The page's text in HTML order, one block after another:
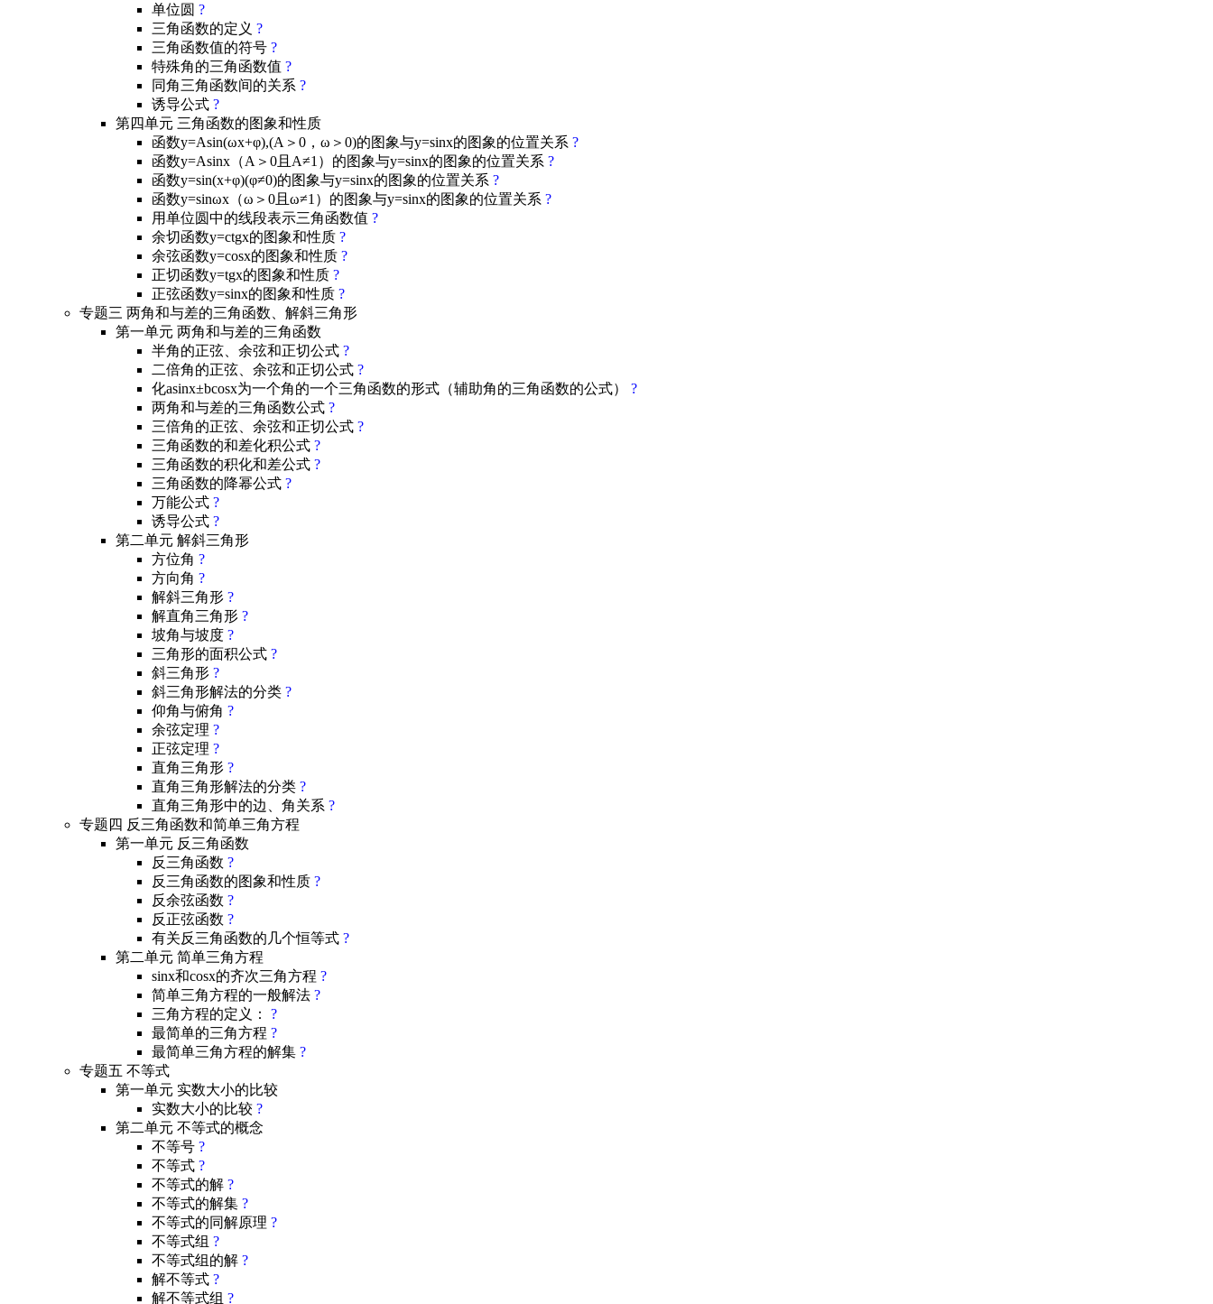
单位圆 ?
三角函数的定义 ?
三角函数值的符号 ?
特殊角的三角函数值 ?
同角三角函数间的关系 ?
诱导公式 ?
第四单元 三角函数的图象和性质
函数y=Asin(ωx+φ),(A＞0，ω＞0)的图象与y=sinx的图象的位置关系 ?
函数y=Asinx（A＞0且A≠1）的图象与y=sinx的图象的位置关系 ?
函数y=sin(x+φ)(φ≠0)的图象与y=sinx的图象的位置关系 ?
函数y=sinωx（ω＞0且ω≠1）的图象与y=sinx的图象的位置关系 ?
用单位圆中的线段表示三角函数值 ?
余切函数y=ctgx的图象和性质 ?
余弦函数y=cosx的图象和性质 ?
正切函数y=tgx的图象和性质 ?
正弦函数y=sinx的图象和性质 ?
专题三 两角和与差的三角函数、解斜三角形
第一单元 两角和与差的三角函数
半角的正弦、余弦和正切公式 ?
二倍角的正弦、余弦和正切公式 ?
化asinx±bcosx为一个角的一个三角函数的形式（辅助角的三角函数的公式） ?
两角和与差的三角函数公式 ?
三倍角的正弦、余弦和正切公式 ?
三角函数的和差化积公式 ?
三角函数的积化和差公式 ?
三角函数的降幂公式 ?
万能公式 ?
诱导公式 ?
第二单元 解斜三角形
方位角 ?
方向角 ?
解斜三角形 ?
解直角三角形 ?
坡角与坡度 ?
三角形的面积公式 ?
斜三角形 ?
斜三角形解法的分类 ?
仰角与俯角 ?
余弦定理 ?
正弦定理 ?
直角三角形 ?
直角三角形解法的分类 ?
直角三角形中的边、角关系 ?
专题四 反三角函数和简单三角方程
第一单元 反三角函数
反三角函数 ?
反三角函数的图象和性质 ?
反余弦函数 ?
反正弦函数 ?
有关反三角函数的几个恒等式 ?
第二单元 简单三角方程
sinx和cosx的齐次三角方程 ?
简单三角方程的一般解法 ?
三角方程的定义： ?
最简单的三角方程 ?
最简单三角方程的解集 ?
专题五 不等式
第一单元 实数大小的比较
实数大小的比较 ?
第二单元 不等式的概念
不等号 ?
不等式 ?
不等式的解 ?
不等式的解集 ?
不等式的同解原理 ?
不等式组 ?
不等式组的解 ?
解不等式 ?
解不等式组 ?